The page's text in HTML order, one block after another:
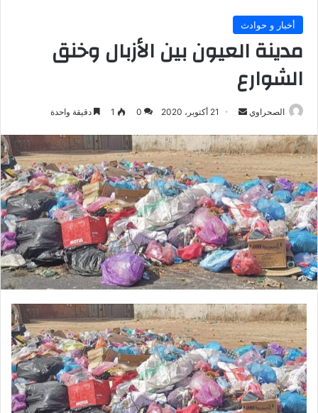
أخبار و حوادث
مدينة العيون بين الأزبال وخنق
الشوارع
الصحراوي
أرسل
إلكترونيا
21 أكتوبر، 2020 0
1 دقيقة واحدة